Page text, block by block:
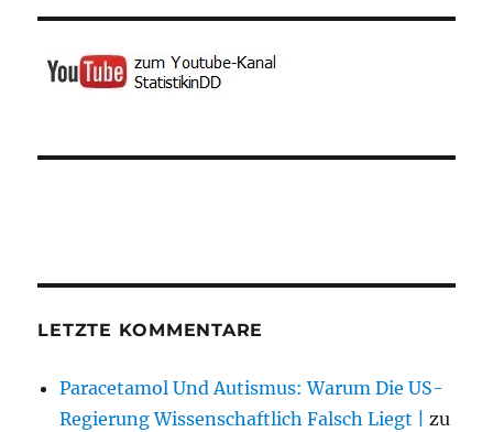
LETZTE KOMMENTARE
Paracetamol Und Autismus: Warum Die US-
Regierung Wissenschaftlich Falsch Liegt |
zu